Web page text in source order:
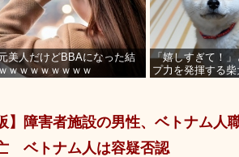
美人だけどBBAになった結
ｗｗｗｗｗｗｗｗ
「嬉しすぎて！
プ力を発揮する
】障害者施設の男性、ベトナム
ベトナム人は容疑否認